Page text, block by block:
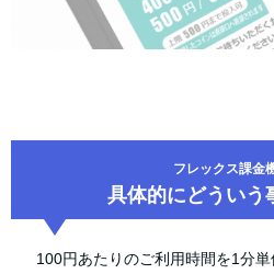
フレックス課金
具体的にどういう
100円あたりのご利用時間を1分単